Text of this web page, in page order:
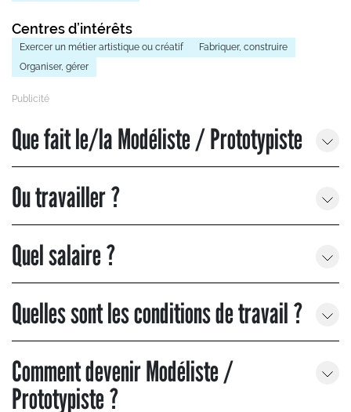
Centres d’intérêts
Exercer un métier artistique ou créatif
Fabriquer, construire
Organiser, gérer
Que fait le/la Modéliste / Prototypiste
Ou travailler ?
Quel salaire ?
Quelles sont les conditions de travail ?
Comment devenir Modéliste /
Prototypiste ?